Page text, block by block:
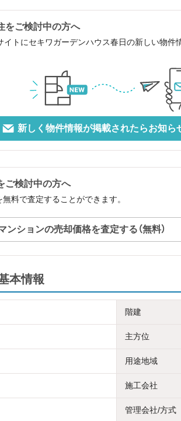
をご検討中の方へ
トにセキワガーデンハウス春日の新しい物件
新しく物件情報が掲載されたらお知ら
ご検討中の方へ
料で査定することができます。
ンションの売却価格を査定する（無料）
本情報
階建
主方位
用途地域
施工会社
管理会社/方式